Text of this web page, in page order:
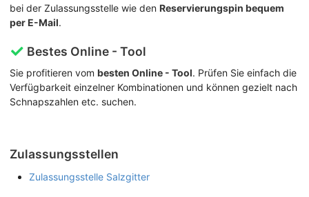
bei der Zulassungsstelle wie den Reservierungspin bequem
per E-Mail.
Bestes Online - Tool
Sie profitieren vom besten Online - Tool. Prüfen Sie einfach die
Verfügbarkeit einzelner Kombinationen und können gezielt nach
Schnapszahlen etc. suchen.
Zulassungsstellen
Zulassungsstelle Salzgitter